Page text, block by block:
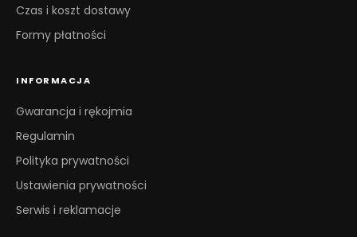
Czas i koszt dostawy
Formy płatności
INFORMACJA
Gwarancja i rękojmia
Regulamin
Polityka prywatności
Ustawienia prywatności
Serwis i reklamacje